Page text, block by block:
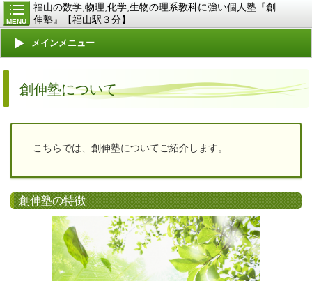
MENU
福山の数学,物理,化学,生物の理系教科に強い個人塾『創
伸塾』【福山駅３分】
メインメニュー
創伸塾について
こちらでは、創伸塾についてご紹介します。
創伸塾の特徴